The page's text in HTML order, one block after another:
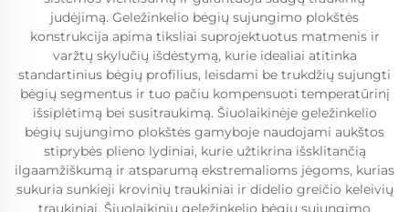
judėjimą. Geležinkelio bėgių sujungimo plokštės
konstrukcija apima tiksliai suprojektuotus matmenis ir
varžtų skylučių išdėstymą, kurie idealiai atitinka
standartinius bėgių profilius, leisdami be trukdžių sujungti
bėgių segmentus ir tuo pačiu kompensuoti temperatūrinį
išsiplėtimą bei susitraukimą. Šiuolaikinėje geležinkelio
bėgių sujungimo plokštės gamyboje naudojami aukštos
stiprybės plieno lydiniai, kurie užtikrina išsklitančią
ilgaamžiškumą ir atsparumą ekstremalioms jėgoms, kurias
sukuria sunkieji krovinių traukiniai ir didelio greičio keleivių
traukiniai. Šiuolaikinių geležinkelio bėgių sujungimo